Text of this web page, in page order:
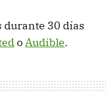
durante 30 días
oAudible.